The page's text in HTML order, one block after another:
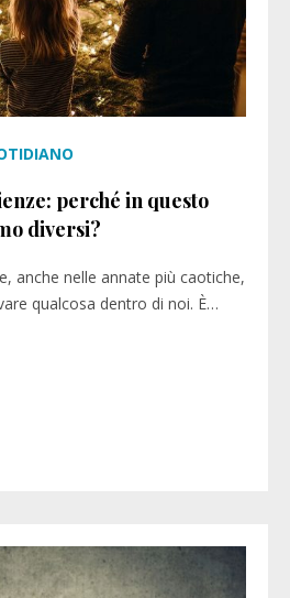
perché in questo
diversi?
anche nelle annate più caotiche,
qualcosa dentro di noi. È…